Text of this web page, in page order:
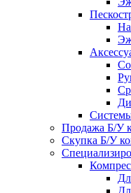
Продажа Б/У
Скупка Б/У